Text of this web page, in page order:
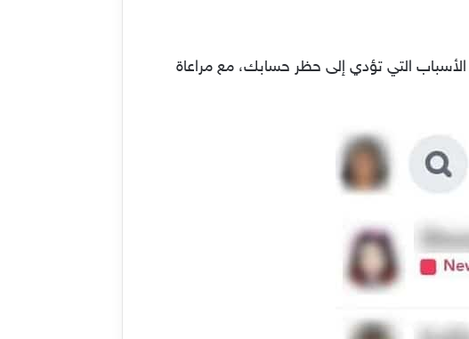
التي تؤدي إلى حظر حسابك، مع مراعاة